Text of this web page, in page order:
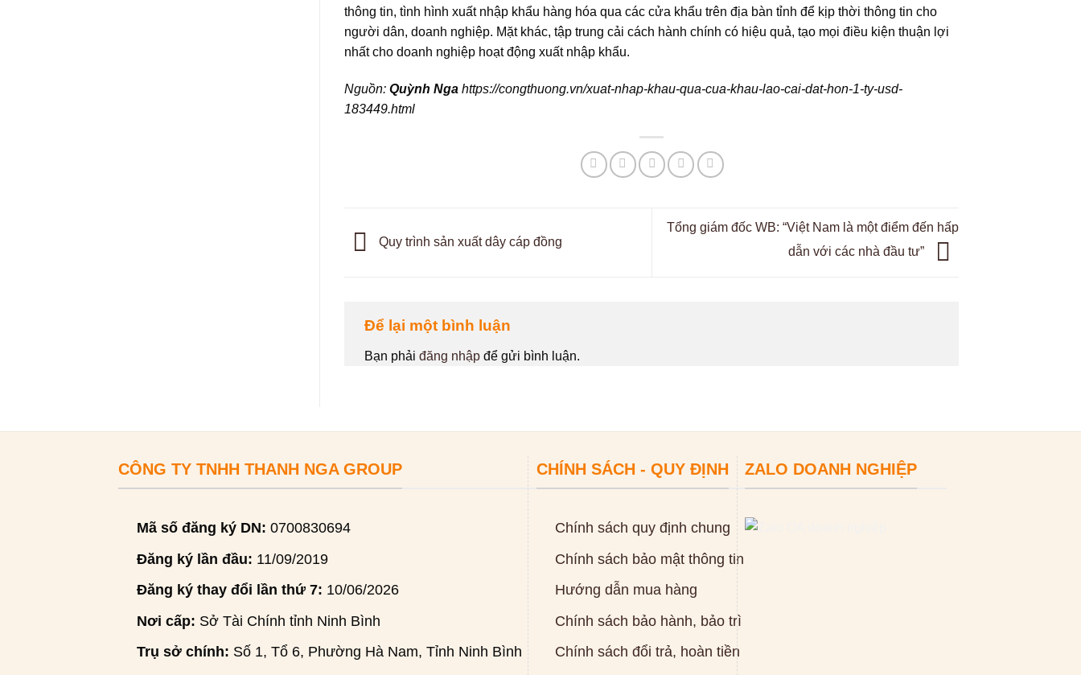
thông tin, tình hình xuất nhập khẩu hàng hóa qua các cửa khẩu trên địa bàn tỉnh để kịp thời thông tin cho
người dân, doanh nghiệp. Mặt khác, tập trung cải cách hành chính có hiệu quả, tạo mọi điều kiện thuận lợi
nhất cho doanh nghiệp hoạt động xuất nhập khẩu.
Nguồn: Quỳnh Nga https://congthuong.vn/xuat-nhap-khau-qua-cua-khau-lao-cai-dat-hon-1-ty-usd-
183449.html
Quy trình sản xuất dây cáp đồng
Tổng giám đốc WB: “Việt Nam là một điểm đến hấp
dẫn với các nhà đầu tư”
Để lại một bình luận
Bạn phải đăng nhập để gửi bình luận.
CÔNG TY TNHH THANH NGA GROUP
Mã số đăng ký DN: 0700830694
Đăng ký lần đầu: 11/09/2019
Đăng ký thay đổi lần thứ 7: 10/06/2026
Nơi cấp: Sở Tài Chính tỉnh Ninh Bình
Trụ sở chính: Số 1, Tổ 6, Phường Hà Nam, Tỉnh Ninh Bình
CHÍNH SÁCH - QUY ĐỊNH
Chính sách quy định chung
Chính sách bảo mật thông tin
Hướng dẫn mua hàng
Chính sách bảo hành, bảo trì
Chính sách đổi trả, hoàn tiền
ZALO DOANH NGHIỆP